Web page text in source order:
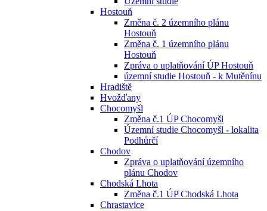
Hostouň
Změna č. 2 územního plánu
Hostouň
Změna č. 1 územního plánu
Hostouň
Zpráva o uplatňování ÚP Hostouň
územní studie Hostouň - k Mutěnínu
Hradiště
Hvožďany
Chocomyšl
Změna č.1 ÚP Chocomyšl
Územní studie Chocomyšl - lokalita
Podhůrčí
Chodov
Zpráva o uplatňování územního
plánu Chodov
Chodská Lhota
Změna č.1 ÚP Chodská Lhota
Chrastavice